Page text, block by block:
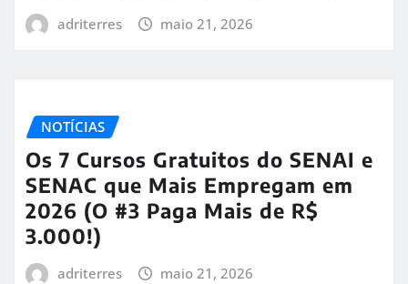
adriterres maio 21, 2026
NOTÍCIAS
Os 7 Cursos Gratuitos do SENAI e
SENAC que Mais Empregam em
2026 (O #3 Paga Mais de R$
3.000!)
adriterres maio 21, 2026